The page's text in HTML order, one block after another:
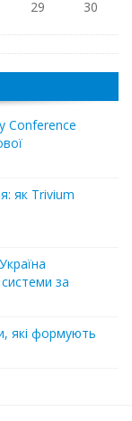
29
30
Conference
як Trivium
за
які формують